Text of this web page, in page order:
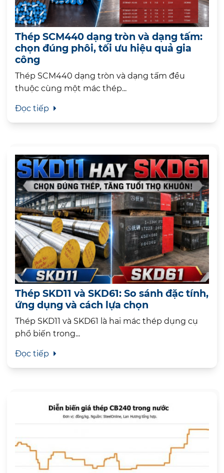
Thép SCM440 dạng tròn và dạng tấm:
chọn đúng phôi, tối ưu hiệu quả gia
công
Thép SCM440 dạng tròn và dạng tấm đều
thuộc cùng một mác thép...
Đọc tiếp
Thép SKD11 và SKD61: So sánh đặc tính,
ứng dụng và cách lựa chọn
Thép SKD11 và SKD61 là hai mác thép dụng cụ
phổ biến trong...
Đọc tiếp